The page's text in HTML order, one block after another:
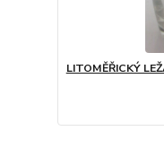
LITOMĚŘICKÝ